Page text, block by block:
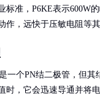
标准，P6KE表示600W
作，远快于压敏电阻等其
一个PN结二极管，但
时，它会迅速导通并将